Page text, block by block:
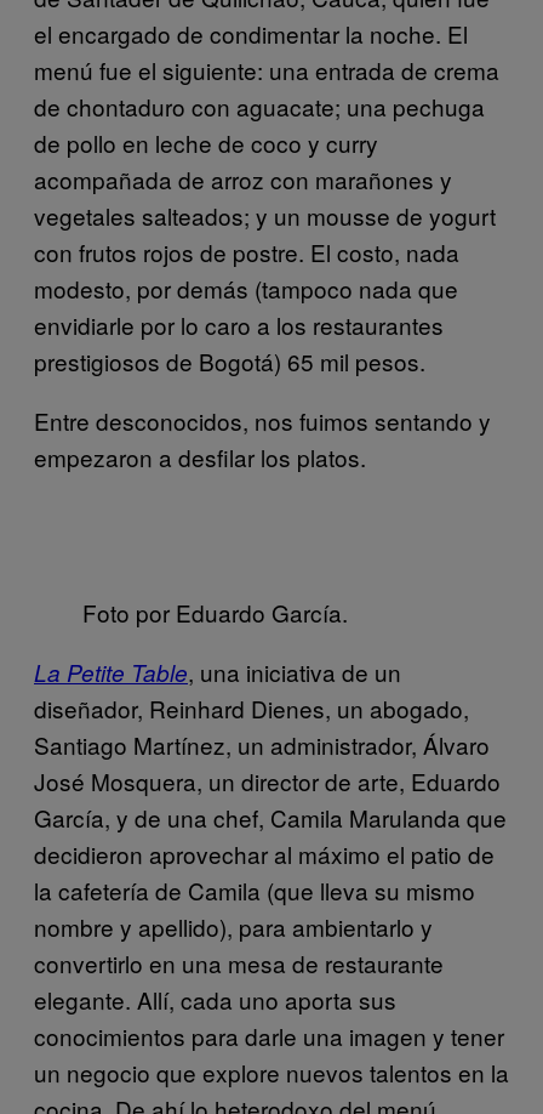
el encargado de condimentar la noche. El
menú fue el siguiente: una entrada de crema
de chontaduro con aguacate; una pechuga
de pollo en leche de coco y curry
acompañada de arroz con marañones y
vegetales salteados; y un mousse de yogurt
con frutos rojos de postre. El costo, nada
modesto, por demás (tampoco nada que
envidiarle por lo caro a los restaurantes
prestigiosos de Bogotá) 65 mil pesos.
Entre desconocidos, nos fuimos sentando y
empezaron a desfilar los platos.
Foto por Eduardo García.
La Petite Table, una iniciativa de un
diseñador, Reinhard Dienes, un abogado,
Santiago Martínez, un administrador, Álvaro
José Mosquera, un director de arte, Eduardo
García, y de una chef, Camila Marulanda que
decidieron aprovechar al máximo el patio de
la cafetería de Camila (que lleva su mismo
nombre y apellido), para ambientarlo y
convertirlo en una mesa de restaurante
elegante. Allí, cada uno aporta sus
conocimientos para darle una imagen y tener
un negocio que explore nuevos talentos en la